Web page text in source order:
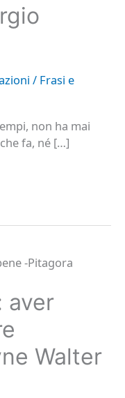
/ Frasi e
non ha mai
fa, né […]
aver
Walter